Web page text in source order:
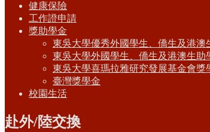
健康保險
工作證申請
獎助學金
東吳大學優秀外國學生、僑生及港澳
東吳大學外國學生、僑生及港澳生助
東吳大學喜瑪拉雅研究發展基金會獎
臺灣獎學金
校園生活
赴外/陸交換